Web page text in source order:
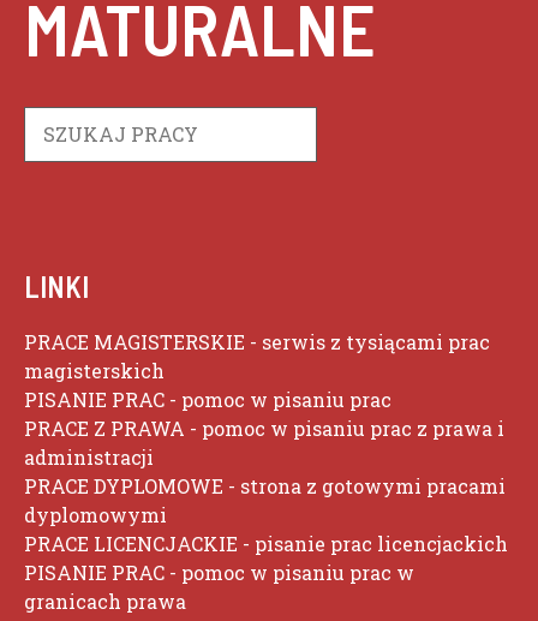
MATURALNE
LINKI
PRACE MAGISTERSKIE - serwis z tysiącami prac
magisterskich
PISANIE PRAC - pomoc w pisaniu prac
PRACE Z PRAWA - pomoc w pisaniu prac z prawa i
administracji
PRACE DYPLOMOWE - strona z gotowymi pracami
dyplomowymi
PRACE LICENCJACKIE - pisanie prac licencjackich
PISANIE PRAC - pomoc w pisaniu prac w
granicach prawa